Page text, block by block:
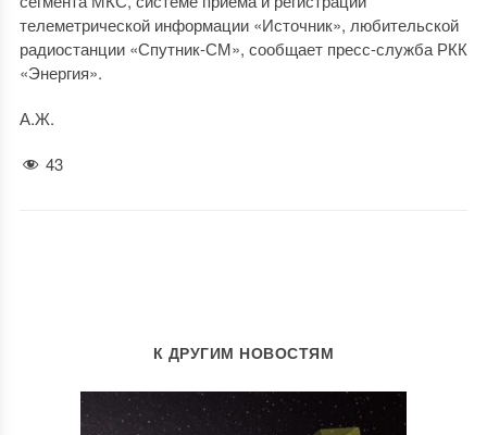
телеметрической информации «Источник», любительской
радиостанции «Спутник-СМ», сообщает пресс-служба РКК
«Энергия».
А.Ж.
43
К ДРУГИМ НОВОСТЯМ